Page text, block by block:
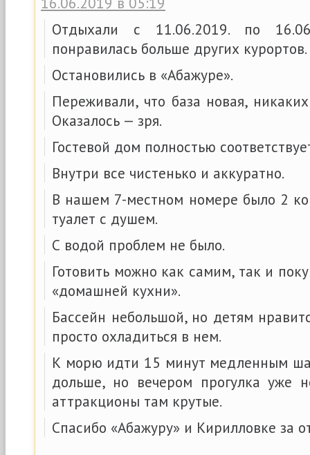
Отдыхали с 11.06.2019. по
понравилась больше других курортов.
Остановились в «Абажуре».
Переживали, что база новая,
Оказалось — зря.
Гостевой дом полностью
Внутри все чистенько и аккуратно.
В нашем 7-местном номере было 2
туалет с душем.
С водой проблем не было.
Готовить можно как самим, так и
«домашней кухни».
Бассейн небольшой, но детям
просто охладиться в нем.
К морю идти 15 минут медленным
дольше, но вечером прогулка уже
аттракционы там крутые.
Спасибо «Абажуру» и Кирилловке за